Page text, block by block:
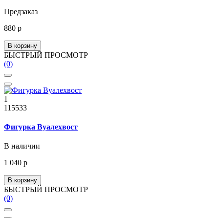
Предзаказ
880 р
В корзину
БЫСТРЫЙ ПРОСМОТР
(0)
1
115533
Фигурка Вуалехвост
В наличии
1 040 р
В корзину
БЫСТРЫЙ ПРОСМОТР
(0)